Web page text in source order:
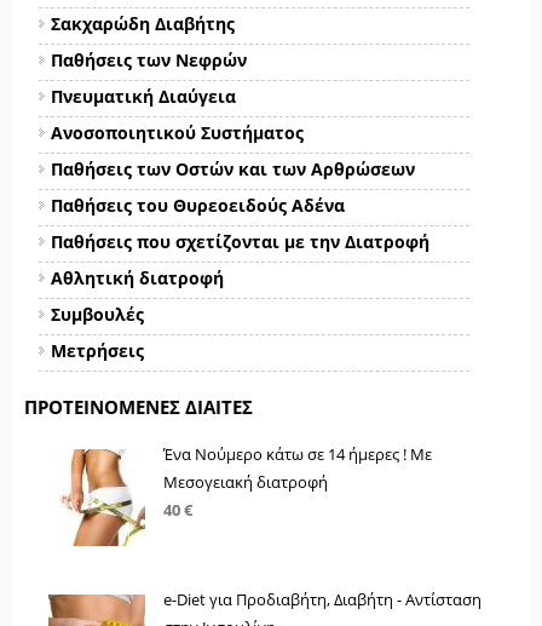
Σακχαρώδη Διαβήτης
Παθήσεις των Νεφρών
Πνευματική Διαύγεια
Ανοσοποιητικού Συστήματος
Παθήσεις των Οστών και των Αρθρώσεων
Παθήσεις του Θυρεοειδούς Αδένα
Παθήσεις που σχετίζονται με την Διατροφή
Αθλητική διατροφή
Συμβουλές
Μετρήσεις
ΠΡΟΤΕΙΝΌΜΕΝΕΣ ΔΊΑΙΤΕΣ
Ένα Νούμερο κάτω σε 14 ήμερες ! Με
Μεσογειακή διατροφή
40 €
e-Diet για Προδιαβήτη, Διαβήτη - Αντίσταση